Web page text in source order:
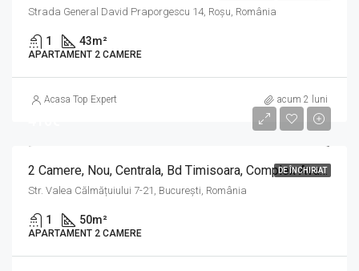
Strada General David Praporgescu 14, Roșu, România
1 43m²
APARTAMENT 2 CAMERE
Acasa Top Expert acum 2 luni
DE ÎNCHIRIAT
2 Camere, Nou, Centrala, Bd Timisoara, Complex Avangarde Grande Village,
Str. Valea Călmățuiului 7-21, București, România
1 50m²
APARTAMENT 2 CAMERE